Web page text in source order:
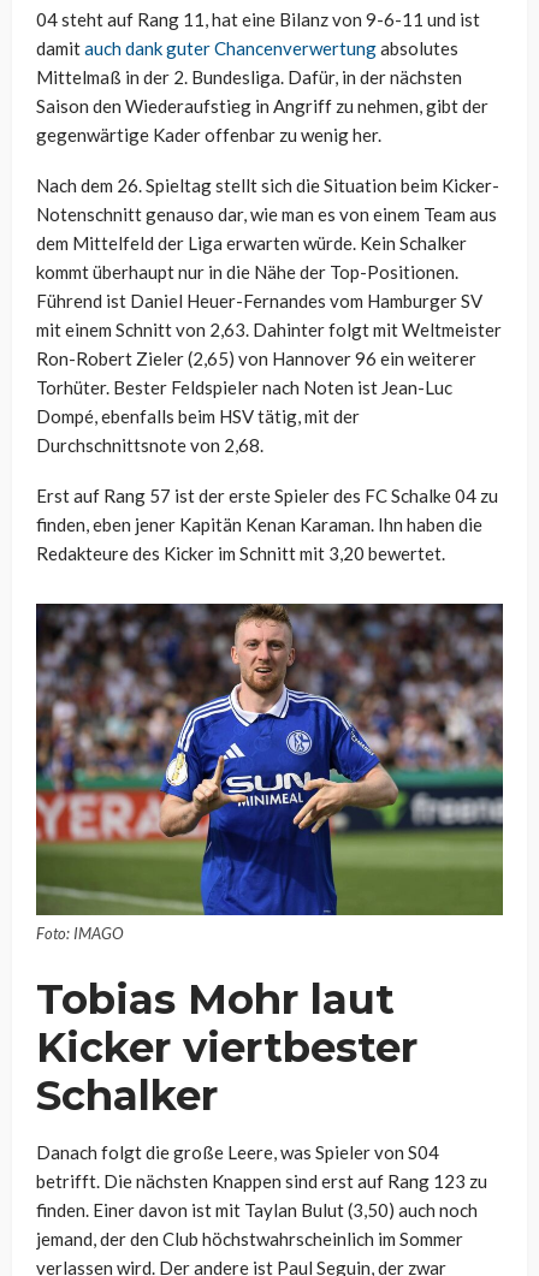
04 steht auf Rang 11, hat eine Bilanz von 9-6-11 und ist
damitauch dank guter Chancenverwertungabsolutes
Mittelmaß in der 2. Bundesliga. Dafür, in der nächsten
Saison den Wiederaufstieg in Angriff zu nehmen, gibt der
gegenwärtige Kader offenbar zu wenig her.
Nach dem 26. Spieltag stellt sich die Situation beim Kicker-
Notenschnitt genauso dar, wie man es von einem Team aus
dem Mittelfeld der Liga erwarten würde. Kein Schalker
kommt überhaupt nur in die Nähe der Top-Positionen.
Führend ist Daniel Heuer-Fernandes vom Hamburger SV
mit einem Schnitt von 2,63. Dahinter folgt mit Weltmeister
Ron-Robert Zieler (2,65) von Hannover 96 ein weiterer
Torhüter. Bester Feldspieler nach Noten ist Jean-Luc
Dompé, ebenfalls beim HSV tätig, mit der
Durchschnittsnote von 2,68.
Erst auf Rang 57 ist der erste Spieler des FC Schalke 04 zu
finden, eben jener Kapitän Kenan Karaman. Ihn haben die
Redakteure des Kicker im Schnitt mit 3,20 bewertet.
Foto: IMAGO
Tobias Mohr laut
Kicker viertbester
Schalker
Danach folgt die große Leere, was Spieler von S04
betrifft. Die nächsten Knappen sind erst auf Rang 123 zu
finden. Einer davon ist mit Taylan Bulut (3,50) auch noch
jemand, der den Club höchstwahrscheinlich im Sommer
verlassen wird. Der andere ist Paul Seguin, der zwar